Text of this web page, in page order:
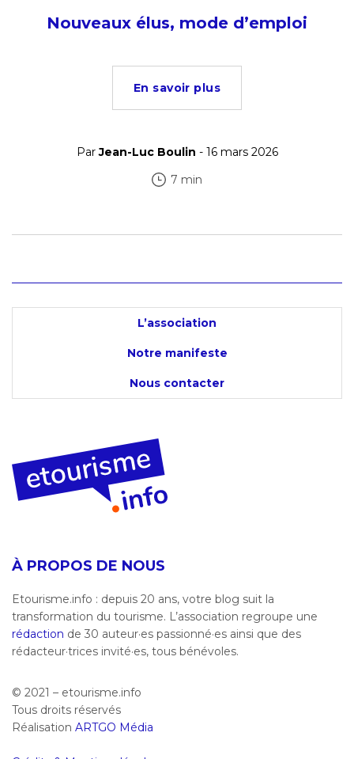
Nouveaux élus, mode d’emploi
En savoir plus
ParJean-Luc Boulin - 16 mars 2026
7 min
L’association
Notre manifeste
Nous contacter
À PROPOS DE NOUS
Etourisme.info : depuis 20 ans, votre blog suit la
transformation du tourisme. L’association regroupe une
rédaction de 30 auteur·es passionné·es ainsi que des
rédacteur·trices invité·es, tous bénévoles.
© 2021 – etourisme.info
Tous droits réservés
Réalisation ARTGO Média